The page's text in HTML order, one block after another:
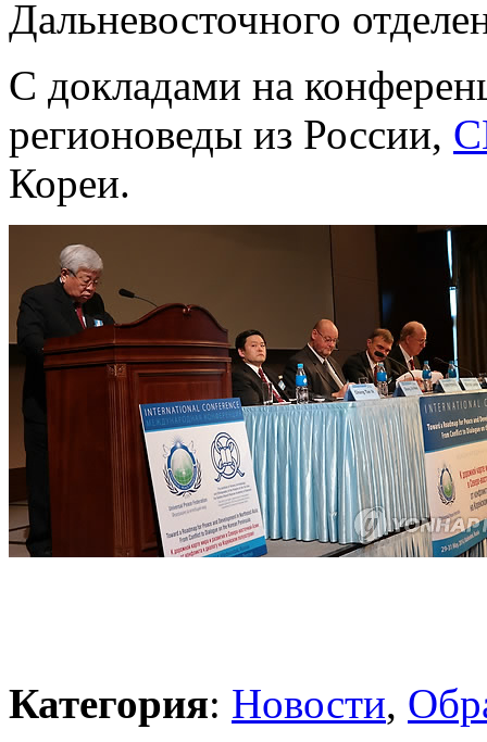
Дальневосточного
С докладами на
регионоведы из России,
Кореи.
Категория: Новости,